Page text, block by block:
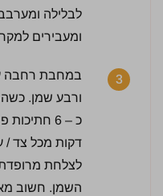
לבלילה
ומעבירים
3
במחבת רחבה
ורבע שמן.
דקות מכל צד /
לצלחת מרופדת
השמן. חשוב